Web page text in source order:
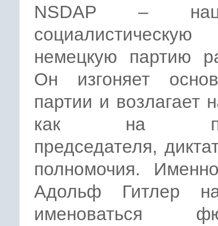
NSDAP –
социалистическую
немецкую партию
Он изгоняет
партии и возлагает
как на
председателя,
полномочия.
Адольф Гитлер
именоваться